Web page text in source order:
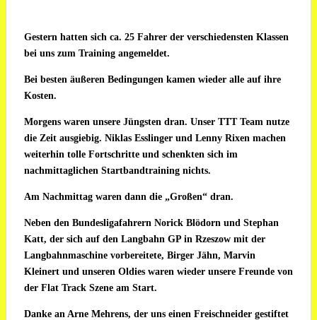
Gestern hatten sich ca. 25 Fahrer der verschiedensten Klassen
bei uns zum Training angemeldet.
Bei besten äußeren Bedingungen kamen wieder alle auf ihre
Kosten.
Morgens waren unsere Jüngsten dran. Unser TTT Team nutze
die Zeit ausgiebig. Niklas Esslinger und Lenny Rixen machen
weiterhin tolle Fortschritte und schenkten sich im
nachmittaglichen Startbandtraining nichts.
Am Nachmittag waren dann die „Großen“ dran.
Neben den Bundesligafahrern Norick Blödorn und Stephan
Katt, der sich auf den Langbahn GP in Rzeszow mit der
Langbahnmaschine vorbereitete, Birger Jähn, Marvin
Kleinert und unseren Oldies waren wieder unsere Freunde von
der Flat Track Szene am Start.
Danke an Arne Mehrens, der uns einen Freischneider gestiftet